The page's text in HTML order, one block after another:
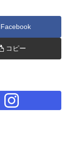
Facebook
コピー